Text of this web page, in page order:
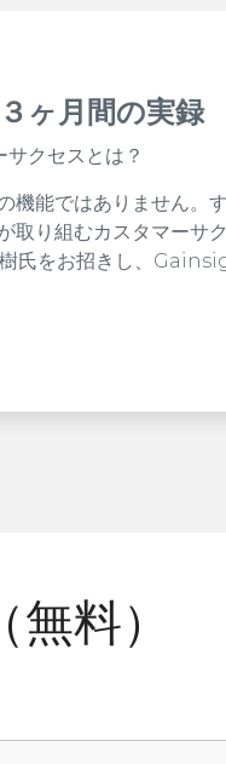
ヶ月間の実録
クセスとは？
能ではありません。
り組むカスタマーサ
氏をお招きし、
料）